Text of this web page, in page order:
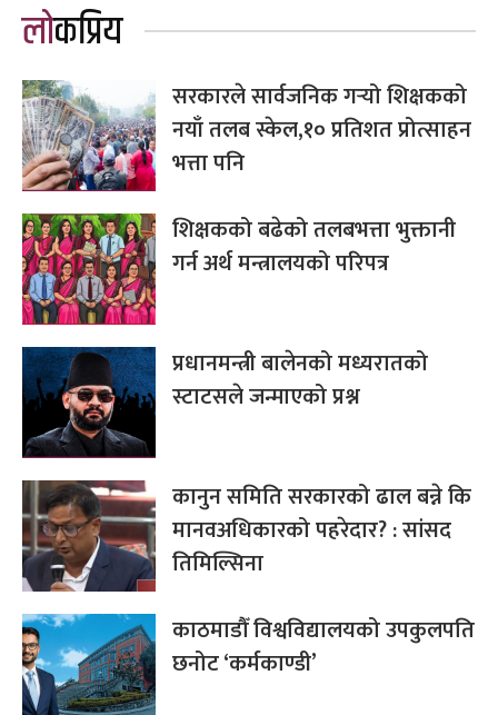
लोकप्रिय
सरकारले सार्वजनिक गर्‍यो शिक्षकको
नयाँ तलब स्केल,१० प्रतिशत प्रोत्साहन
भत्ता पनि
शिक्षकको बढेको तलबभत्ता भुक्तानी
गर्न अर्थ मन्त्रालयको परिपत्र
प्रधानमन्त्री बालेनको मध्यरातको
स्टाटसले जन्माएको प्रश्न
कानुन समिति सरकारको ढाल बन्ने कि
मानवअधिकारको पहरेदार? : सांसद
तिमिल्सिना
काठमाडौँ विश्वविद्यालयको उपकुलपति
छनोट ‘कर्मकाण्डी’